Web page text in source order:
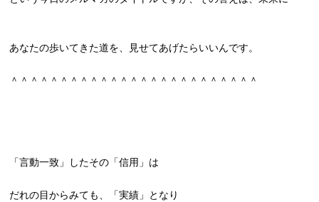
あなたの歩いてきた道を、見せてあげたらいいんです。
＾＾＾＾＾＾＾＾＾＾＾＾＾＾＾＾＾＾＾＾＾＾＾＾＾
「言動一致」したその「信用」は
だれの目からみても、「実績」となり